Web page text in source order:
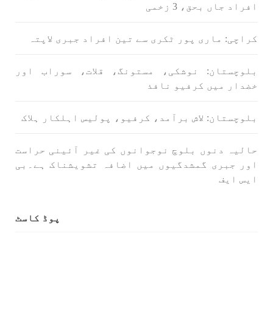
افراد جاں بحق، 3 زخمی
کراچی: ماری پور ٹکری سے تین افراد جبری لاپتہ
بلوچستان: نوشکی، مستونگ، قلات، سوراب اور
خضدار میں کرفیو نافذ
بلوچستان: لاش برآمد، کرفیو، پولیس اہلکار ہلاک
حالیہ دنوں بلوچ نوجوانوں کی غیر آئینی حراست
اور جبری گمشدگیوں میں اضافہ تشویشناک ہے۔بی
ایس ایف
پوڈ کاسٹ